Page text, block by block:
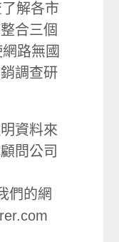
解各市
合三個
路無國
調查研
資料來
問公司
們的網